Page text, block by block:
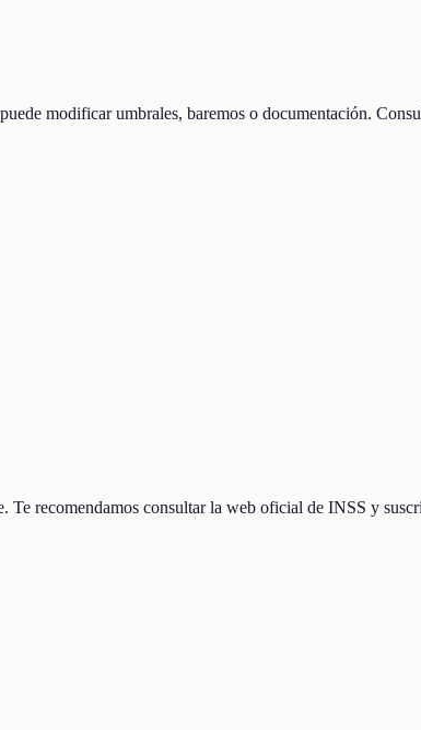
modificar umbrales, baremos o documentación.
recomendamos consultar la web oficial de INSS y